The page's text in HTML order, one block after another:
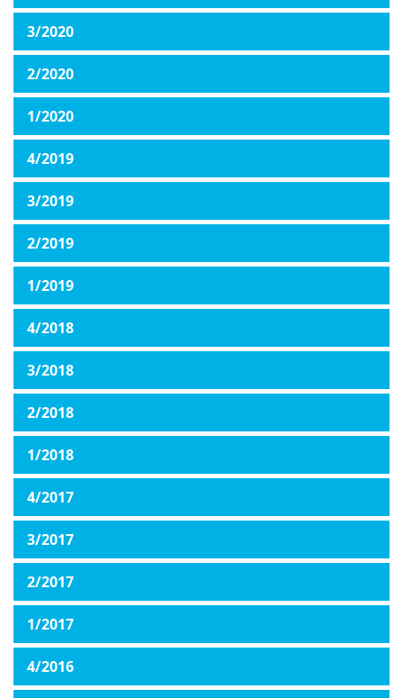
3/2020
2/2020
1/2020
4/2019
3/2019
2/2019
1/2019
4/2018
3/2018
2/2018
1/2018
4/2017
3/2017
2/2017
1/2017
4/2016